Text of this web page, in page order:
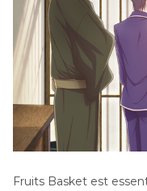
Fruits Basket est